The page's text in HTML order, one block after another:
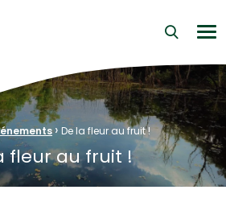
Alsacienne Réserve Naturelle au
› De la fleur au fruit !
fleur au fruit !